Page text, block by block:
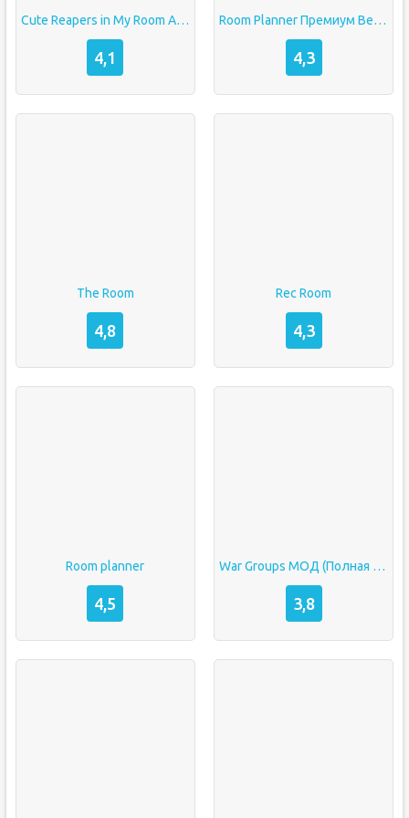
Cute Reapers in My Room APK МОД (Полная Версия)
4,1
Room Planner Премиум Версия Взлом
4,3
The Room
4,8
Rec Room
4,3
Room planner
4,5
War Groups МОД (Полная Версия)
3,8